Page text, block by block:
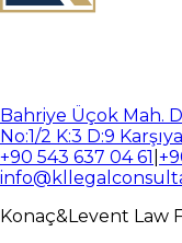
Bahriye Üçok Mah.
No:1/2 K:3 D:9
+90 543 637 04 61
Konaç&Levent Law